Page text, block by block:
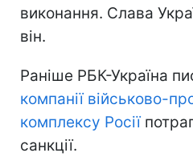
виконання. Слава
він.
Раніше РБК-Україна
компанії військово-
комплексу Росії
санкції.